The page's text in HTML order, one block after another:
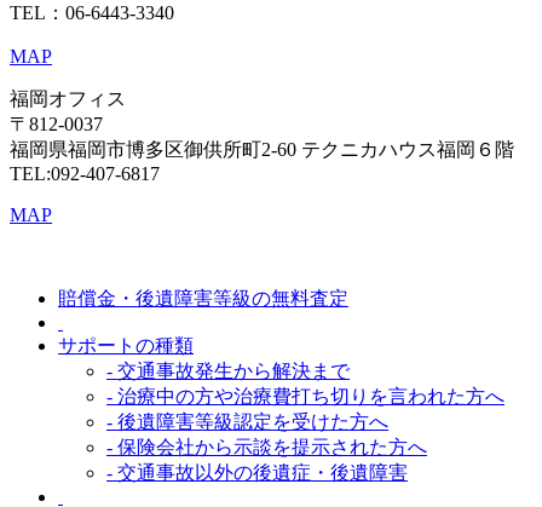
TEL：06-6443-3340
MAP
福岡オフィス
〒812-0037
福岡県福岡市博多区御供所町2-60 テクニカハウス福岡６階
TEL:092-407-6817
MAP
賠償金・後遺障害等級の無料査定
サポートの種類
- 交通事故発生から解決まで
- 治療中の方や治療費打ち切りを言われた方へ
- 後遺障害等級認定を受けた方へ
- 保険会社から示談を提示された方へ
- 交通事故以外の後遺症・後遺障害